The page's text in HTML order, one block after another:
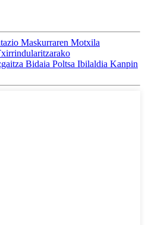
Maskurraren Motxila
Bidaia Poltsa Ibilaldia Kanpin